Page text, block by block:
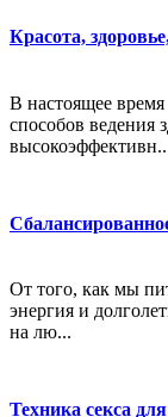
Красота,
В настоящее время
способов ведения
От того, как мы
энергия и
на лю...
Техника секса